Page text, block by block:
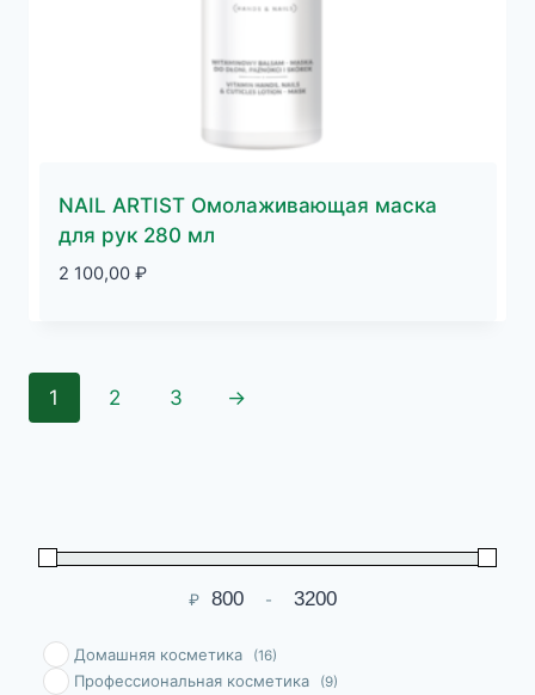
NAIL ARTIST Омолаживающая маска
для рук 280 мл
2 100,00 ₽
1 2 3 →
₽ -
Домашняя косметика (16)
Профессиональная косметика (9)